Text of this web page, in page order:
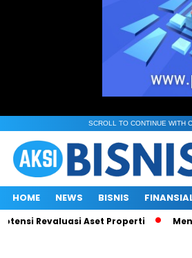
SCROLL TO CONTINUE WITH
HOME NEWS BISNIS
Revaluasi Aset Properti Menteri